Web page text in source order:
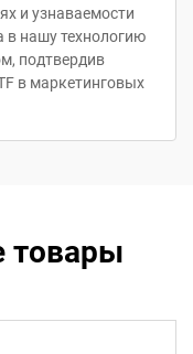
и узнаваемости
в нашу технологию
подтвердив
в маркетинговых
товары